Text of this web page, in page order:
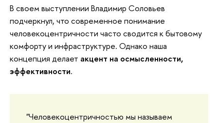
В своем выступлении Владимир Соловьев
подчеркнул, что современное понимание
человекоцентричности часто сводится к бытовому
комфорту и инфраструктуре. Однако наша
концепция делает акцент на осмысленности,
эффективности.
"Человекоцентричностью мы называем